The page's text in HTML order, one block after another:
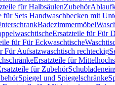
für HalbsäulenZubehör
für Sets Handwaschbecken mit
Badezimmermöbel
Ersatzteile für Für
für Für Eckwaschtische
Für Aufsatzwaschtisch rechteckig
Ersatzteile für
für Zubehör
Spiegel und Spiegelschränke